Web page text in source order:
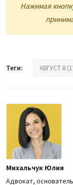
Нажимая
Теги: АВГУСТ 8
Михальчук Юлия
Адвокат,